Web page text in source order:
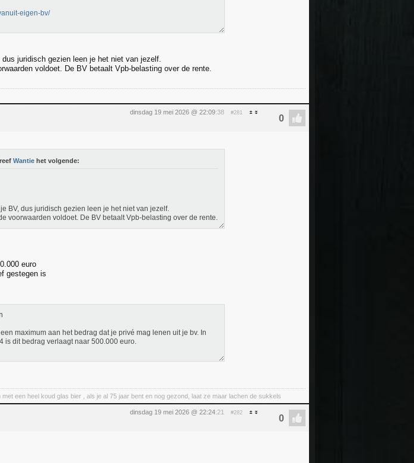
eigen-bv/
juridisch gezien leen je het niet van jezelf.
voldoet. De BV betaalt Vpb-belasting over de rente.
dinsdag 19 mei 2026 @ 22:09:38 #281
Wantie het volgende:
BV, dus juridisch gezien leen je het niet van jezelf.
voorwaarden voldoet. De BV betaalt Vpb-belasting over de rente.
euro
gestegen is
maximum aan het bedrag dat je privé mag lenen uit je bv. In
is dit bedrag verlaagt naar 500.000 euro.
een heel koud glas bier , als je al 75 jaar bent en nog gezond, laat ze maar lachen de sukkels
dinsdag 19 mei 2026 @ 22:24:21 #282